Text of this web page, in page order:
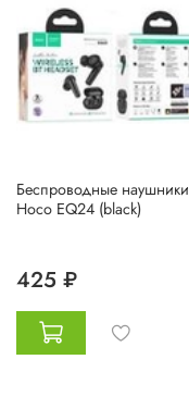
Беспроводные наушники
Hoco EQ24 (black)
425 ₽